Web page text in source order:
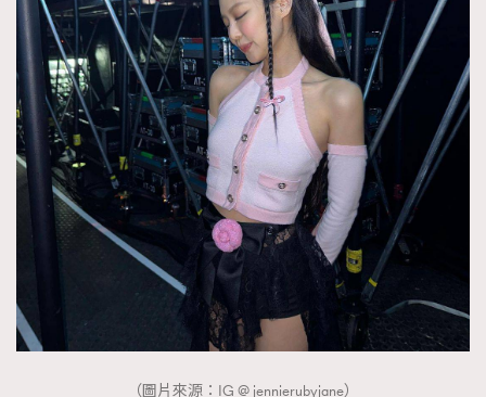
（圖片來源：IG @ jennierubyjane）